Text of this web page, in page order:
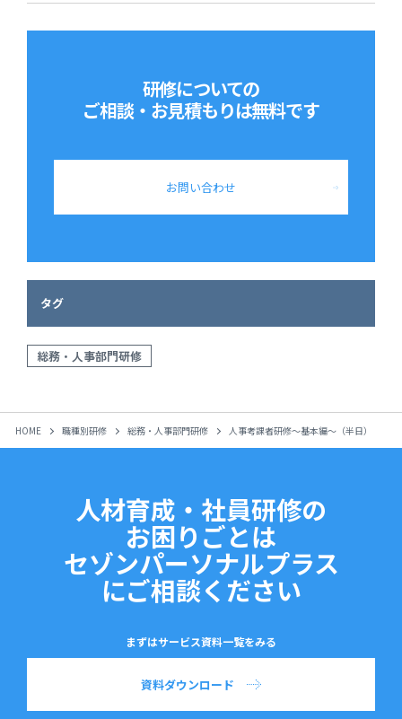
研修についての
ご相談・お見積もりは無料です
お問い合わせ
タグ
総務・人事部門研修
HOME 職種別研修 総務・人事部門研修 人事考課者研修～基本編～（半日）
人材育成・社員研修の
お困りごとは
セゾンパーソナルプラス
にご相談ください
まずはサービス資料一覧をみる
資料ダウンロード